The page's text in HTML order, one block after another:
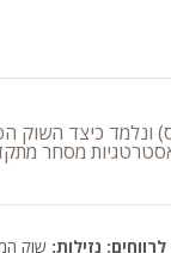
כיצד השוק
מסחר
נזילות: שוק